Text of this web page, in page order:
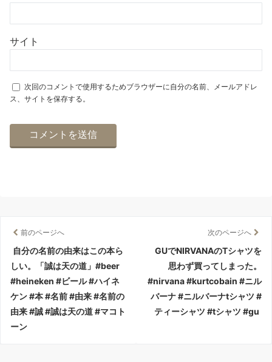
サイト
次回のコメントで使用するためブラウザーに自分の名前、メールアドレ
ス、サイトを保存する。
前のページへ
自分の名前の由来はこの本ら
しい。「誠は天の道」#beer
#heineken #ビール #ハイネ
ケン #本 #名前 #由来 #名前の
由来 #誠 #誠は天の道 #マコト
ーン
次のページへ
GUでNIRVANAのTシャツを
思わず買ってしまった。
#nirvana #kurtcobain #ニル
バーナ #ニルバーナtシャツ #
ティーシャツ #tシャツ #gu